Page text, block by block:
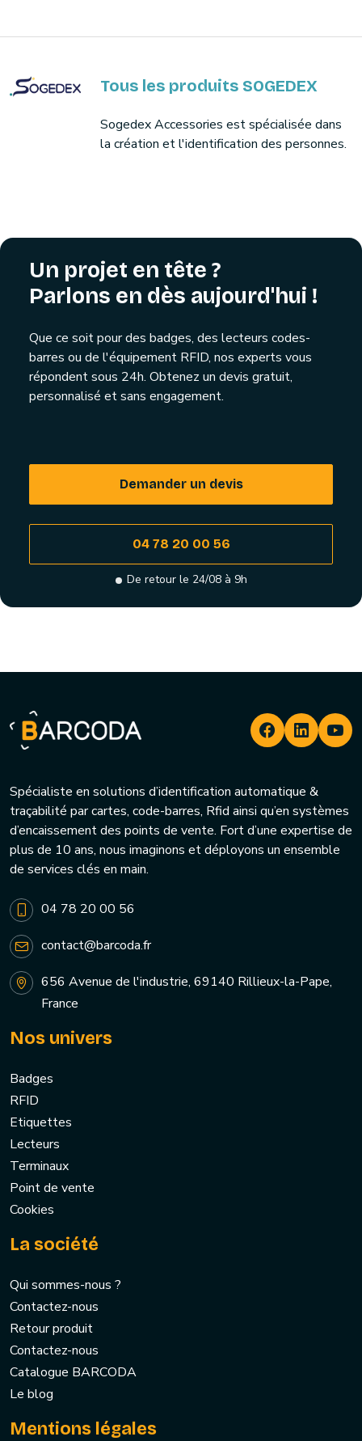
Tous les produits SOGEDEX
Sogedex Accessories est spécialisée dans
la création et l'identification des personnes.
Un projet en tête ?
Parlons en dès aujourd'hui !
Que ce soit pour des badges, des lecteurs codes-
barres ou de l'équipement RFID, nos experts vous
répondent sous 24h. Obtenez un devis gratuit,
personnalisé et sans engagement.
Demander un devis
04 78 20 00 56
De retour le 24/08 à 9h
Spécialiste en solutions d’identification automatique &
traçabilité par cartes, code-barres, Rfid ainsi qu’en systèmes
d’encaissement des points de vente. Fort d’une expertise de
plus de 10 ans, nous imaginons et déployons un ensemble
de services clés en main.
04 78 20 00 56
contact@barcoda.fr
656 Avenue de l'industrie, 69140 Rillieux-la-Pape,
France
Nos univers
Badges
RFID
Etiquettes
Lecteurs
Terminaux
Point de vente
Cookies
La société
Qui sommes-nous ?
Contactez-nous
Retour produit
Contactez-nous
Catalogue BARCODA
Le blog
Mentions légales